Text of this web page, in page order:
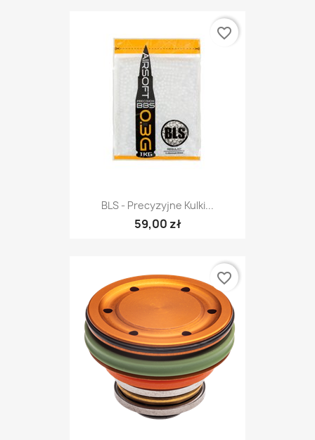
BLS - Precyzyjne Kulki...
59,00 zł
favorite_border
favorite_border